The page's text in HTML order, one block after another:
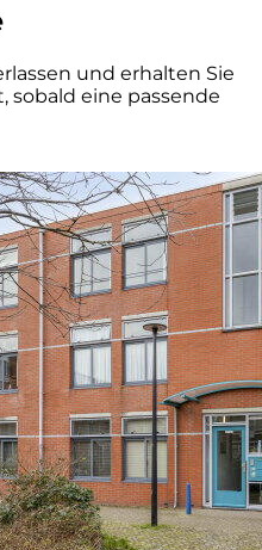
und erhalten Sie
sobald eine passende